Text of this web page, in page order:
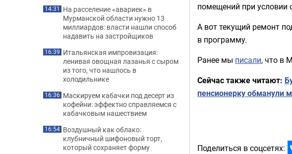
помещений при условии
А вот текущий ремонт
в программу.
Ранее мы писали, что в
Сейчас также читают:
пенсионерку обманули
Поделиться в соцсетях:
14:31 На расселение «авариек» в
Мурманской области нужно 13
миллиардов: власти нашли способ
надавить на застройщиков
16:39 Итальянская импровизация:
ленивая овощная лазанья с сыром
из того, что нашлось в
холодильнике
16:36 Маскируем кабачки под десерт из
кофейни: эффектно справляемся с
кабачковым нашествием
16:54 Воздушный как облако:
клубничный шифоновый торт,
который сохраняет форму